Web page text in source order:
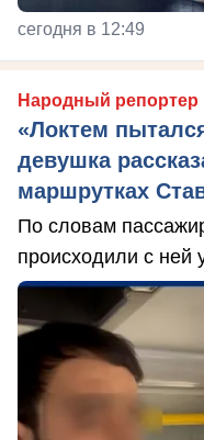
сегодня в 12:49
Народный репортер
«Локтем
девушка
маршрутках
По словам
происходили с ней